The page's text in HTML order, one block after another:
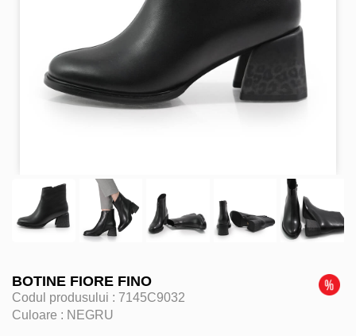
BOTINE FIORE FINO
Codul produsului : 7145C9032
Culoare : NEGRU